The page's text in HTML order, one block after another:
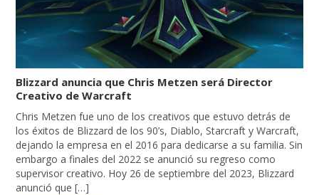
Blizzard anuncia que Chris Metzen será Director
Creativo de Warcraft
Chris Metzen fue uno de los creativos que estuvo detrás de
los éxitos de Blizzard de los 90’s, Diablo, Starcraft y Warcraft,
dejando la empresa en el 2016 para dedicarse a su familia. Sin
embargo a finales del 2022 se anunció su regreso como
supervisor creativo. Hoy 26 de septiembre del 2023, Blizzard
anunció que […]